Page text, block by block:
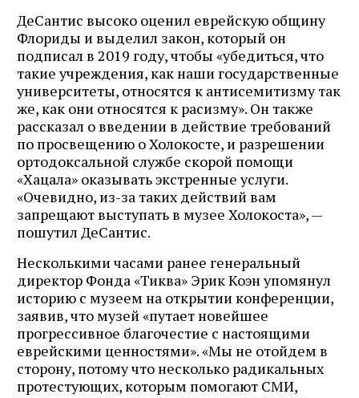
ДеСантис высоко оценил еврейскую общину
Флориды и выделил закон, который он
подписал в 2019 году, чтобы «убедиться, что
такие учреждения, как наши государственные
университеты, относятся к антисемитизму так
же, как они относятся к расизму». Он также
рассказал о введении в действие требований
по просвещению о Холокосте, и разрешении
ортодоксальной службе скорой помощи
«Хацала» оказывать экстренные услуги.
«Очевидно, из-за таких действий вам
запрещают выступать в музее Холокоста», —
пошутил ДеСантис.
Несколькими часами ранее генеральный
директор Фонда «Тиква» Эрик Коэн упомянул
историю с музеем на открытии конференции,
заявив, что музей «путает новейшее
прогрессивное благочестие с настоящими
еврейскими ценностями». «Мы не отойдем в
сторону, потому что несколько радикальных
протестующих, которым помогают СМИ,